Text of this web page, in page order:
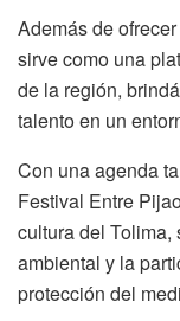
Además de
sirve como una
de la región,
talento en un
Con una agenda
Festival Entre
cultura del
ambiental y la
protección del